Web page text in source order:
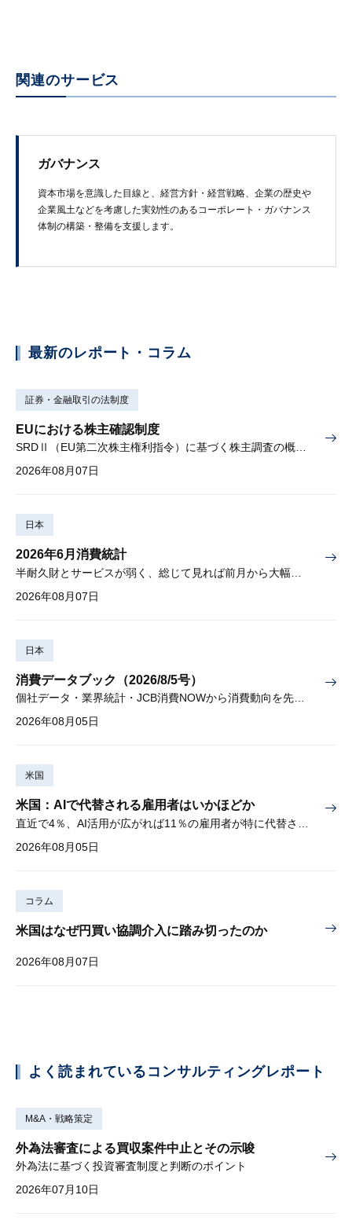
関連のサービス
ガバナンス
資本市場を​意識した​目線と、​経営方​針・経営戦略、​企業の​歴史や​
企業風土などを​考慮した​実効性の​ある​コーポレート・ガバナンス
体制の​構築・整備を​支援します。
最新のレポート・コラム
証券・金融取引の法制度
EUにおける株主確認制度
SRDⅡ（EU第二次株主権利指令）に基づく株主調査の概要と課題
2026年08月07日
日本
2026年6月消費統計
2026年08月07日
日本
消費データブック（2026/8/5号）
個社データ・業界統計・JCB消費NOWから消費動向を先取り
2026年08月05日
米国
米国：AIで代替される雇用者はいかほどか
2026年08月05日
コラム
米国はなぜ円買い協調介入に踏み切ったのか
2026年08月07日
よく読まれているコンサルティングレポート
M&A・戦略策定
外為法審査による買収案件中止とその示唆
外為法に基づく投資審査制度と判断のポイント
2026年07月10日